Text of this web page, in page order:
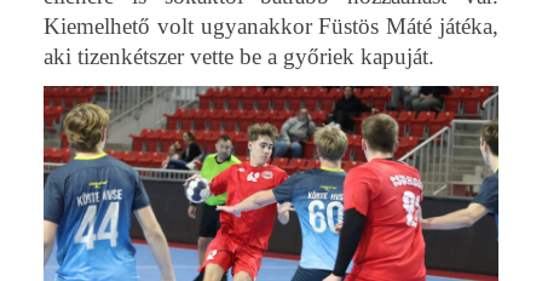
Kiemelhető volt ugyanakkor Füstös Máté játéka,
aki tizenkétszer vette be a győriek kapuját.